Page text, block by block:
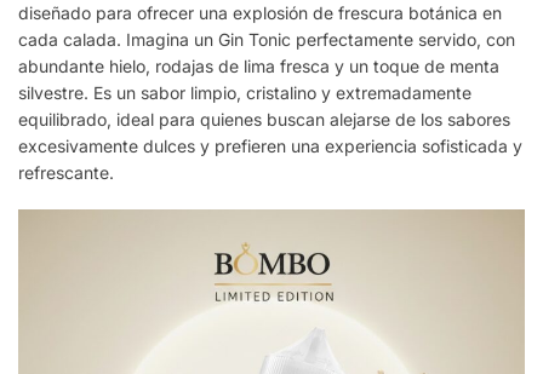
diseñado para ofrecer una explosión de frescura botánica en
cada calada. Imagina un Gin Tonic perfectamente servido, con
abundante hielo, rodajas de lima fresca y un toque de menta
silvestre. Es un sabor limpio, cristalino y extremadamente
equilibrado, ideal para quienes buscan alejarse de los sabores
excesivamente dulces y prefieren una experiencia sofisticada y
refrescante.